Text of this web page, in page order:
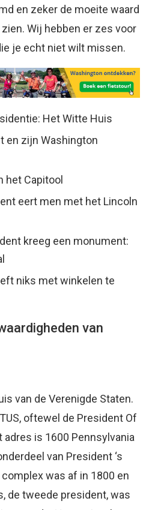
en zeker de moeite waard
Wij hebben er zes voor
je echt niet wilt missen.
Het Witte Huis
en zijn Washington
het Capitool
eert men met het Lincoln
kreeg een monument:
niks met winkelen te
van
van de Verenigde Staten.
oftewel de President Of
adres is 1600 Pennsylvania
van President ‘s
was af in 1800 en
de tweede president, was